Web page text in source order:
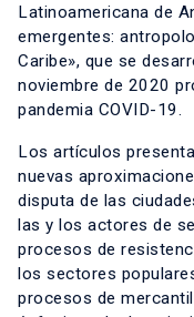
Latinoamericana de
emergentes:
Caribe», que se
noviembre de 2020
pandemia COVID-19.
Los artículos
nuevas
disputa de las
las y los actores de
procesos de
los sectores
procesos de